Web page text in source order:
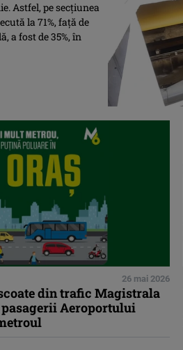
Astfel, pe secțiunea
la 71%, față de
a fost de 35%, în
26 mai 2026
din trafic Magistrala
pasagerii Aeroportului